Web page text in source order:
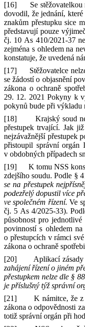
[16]
Se
dovodil, že jednání,
znakům přestupku sice
představují pouze
čj. 10 As 410/2021‑37
zejména s ohledem na
konstatuje, že uvedená
[17]
Stěžovatelce
se žádostío objasnění
zákona o ochraně
29. 12. 2021 Pokyny k
pokynů bude při výkladu
[18]
Krajský soud
přestupek trvající. Jak
nejzávažnější přestupek
přistoupil správní orgán
v obdobných případech
[19]
K tomu NSS
zdejšího soudu. Podle §
se na přestupek
podezřelý dopustil více
ve společném řízení. Ve
čj. 5 As 4/2025‑33).
působnost pro
povinností s ohledem
o přestupcích v rámci
zákona o ochraně
[20]
Aplikací zásady
zahájení řízenío jiném
přestupkem nelze dle § 88
je příslušný týž správní
[21]
K námitce, že z
zákonao odpovědnosti
totiž správní orgán při